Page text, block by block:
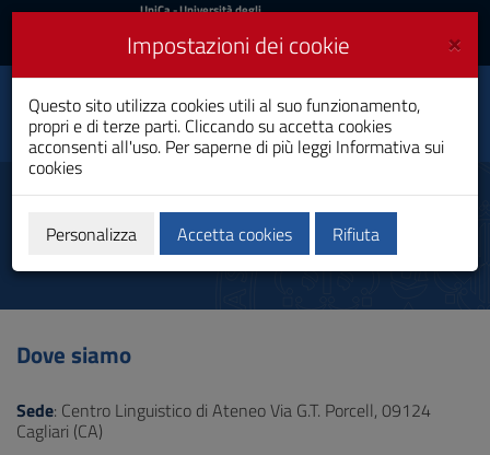
Vai
al
navigazione
sito
al
UniCa
Accedi
UniCa- Università degli
Accedi UniCA News
Toggle
navigation
Centro Linguistico
d'Ateneo
Dove siamo
Dove siamo
Sede: Centro Linguistico di Ateneo Via G.T. Porcell, 09124
Cagliari (CA)
×
Impostazioni dei cookie
Questo sito utilizza cookies utili al suo funzionamento,
propri e di terze parti. Cliccando su accetta cookies
acconsenti all'uso. Per saperne di più leggi Informativa sui
cookies
Personalizza Accetta cookies Rifiuta